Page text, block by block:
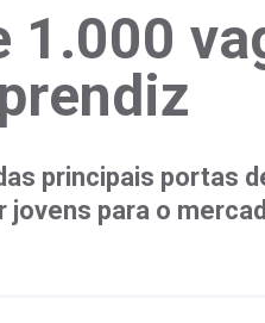
1.000
principais portas
jovens para o